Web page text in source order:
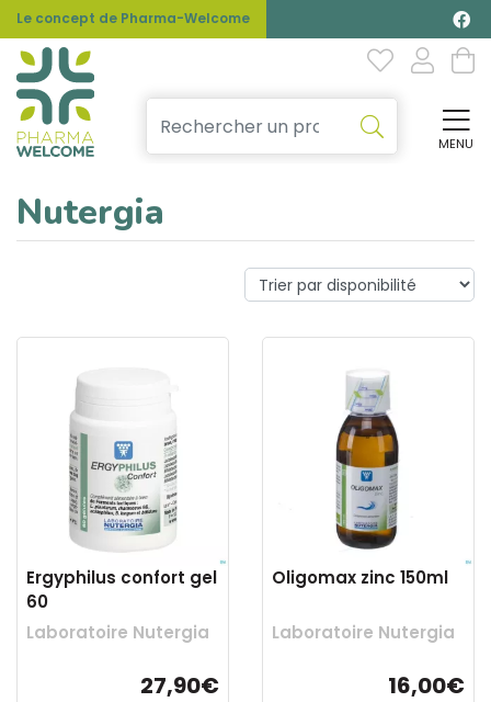
Le concept de Pharma-Welcome
MENU
Nutergia
Ergyphilus confort gel
60
Laboratoire Nutergia
27,90€
Oligomax zinc 150ml
Laboratoire Nutergia
16,00€